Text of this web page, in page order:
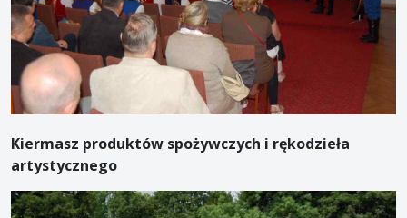
Kiermasz produktów spożywczych i rękodzieła
artystycznego